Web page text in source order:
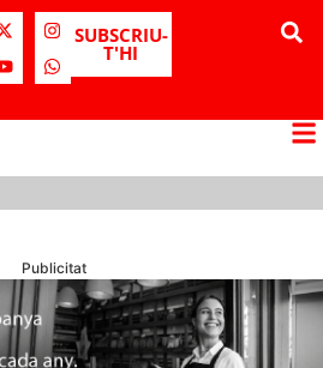
SUBSCRIU-
T'HI
Publicitat